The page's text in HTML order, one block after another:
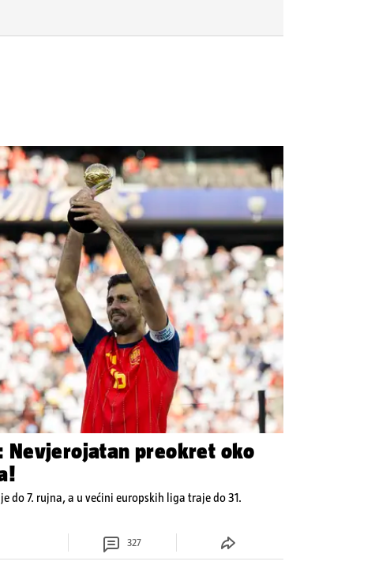
Nevjerojatan preokret oko
do 7. rujna, a u većini europskih liga traje do 31.
327